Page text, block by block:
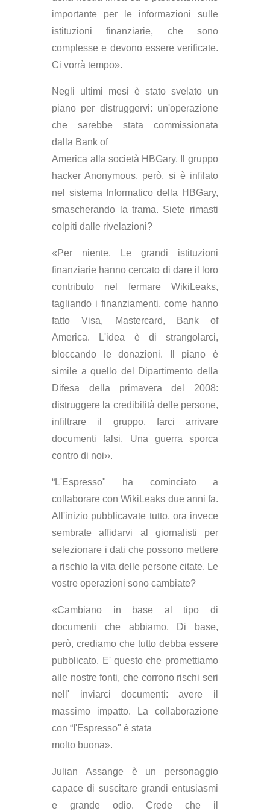
importante per le informazioni sulle
istituzioni finanziarie, che sono
complesse e devono essere verificate.
Ci vorrà tempo».
Negli ultimi mesi è stato svelato un
piano per distruggervi: un'operazione
che sarebbe stata commissionata
dalla Bank of
America alla società HBGary. Il gruppo
hacker Anonymous, però, si è infilato
nel sistema Informatico della HBGary,
smascherando la trama. Siete rimasti
colpiti dalle rivelazioni?
«Per niente. Le grandi istituzioni
finanziarie hanno cercato di dare il loro
contributo nel fermare WikiLeaks,
tagliando i finanziamenti, come hanno
fatto Visa, Mastercard, Bank of
America. L'idea è di strangolarci,
bloccando le donazioni. Il piano è
simile a quello del Dipartimento della
Difesa della primavera del 2008:
distruggere la credibilità delle persone,
infiltrare il gruppo, farci arrivare
documenti falsi. Una guerra sporca
contro di noi››.
“L'Espresso" ha cominciato a
collaborare con WikiLeaks due anni fa.
All'inizio pubblicavate tutto, ora invece
sembrate affidarvi al giornalisti per
selezionare i dati che possono mettere
a rischio la vita delle persone citate. Le
vostre operazioni sono cambiate?
«Cambiano in base al tipo di
documenti che abbiamo. Di base,
però, crediamo che tutto debba essere
pubblicato. E' questo che promettiamo
alle nostre fonti, che corrono rischi seri
nell' inviarci documenti: avere il
massimo impatto. La collaborazione
con “I'Espresso" è stata
molto buona».
Julian Assange è un personaggio
capace di suscitare grandi entusiasmi
e grande odio. Crede che il